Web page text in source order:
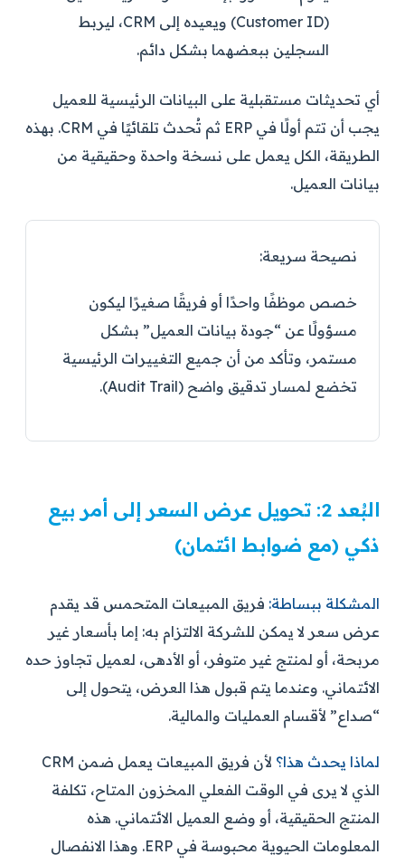
(Customer ID) ويعيده إلى CRM، ليربط
السجلين ببعضهما بشكل دائم.
أي تحديثات مستقبلية على البيانات الرئيسية للعميل
يجب أن تتم أولًا في ERP ثم تُحدث تلقائيًا في CRM. بهذه
الطريقة، الكل يعمل على نسخة واحدة وحقيقية من
بيانات العميل.
نصيحة سريعة:
خصص موظفًا واحدًا أو فريقًا صغيرًا ليكون
مسؤولًا عن “جودة بيانات العميل” بشكل
مستمر، وتأكد من أن جميع التغييرات الرئيسية
تخضع لمسار تدقيق واضح (Audit Trail).
البُعد 2: تحويل عرض السعر إلى أمر بيع
ذكي (مع ضوابط ائتمان)
المشكلة ببساطة: فريق المبيعات المتحمس قد يقدم
عرض سعر لا يمكن للشركة الالتزام به: إما بأسعار غير
مربحة، أو لمنتج غير متوفر، أو الأدهى، لعميل تجاوز حده
الائتماني. وعندما يتم قبول هذا العرض، يتحول إلى
“صداع” لأقسام العمليات والمالية.
لماذا يحدث هذا؟
لأن فريق المبيعات يعمل ضمن CRM
الذي لا يرى في الوقت الفعلي المخزون المتاح، تكلفة
المنتج الحقيقية، أو وضع العميل الائتماني. هذه
المعلومات الحيوية محبوسة في ERP. وهذا الانفصال